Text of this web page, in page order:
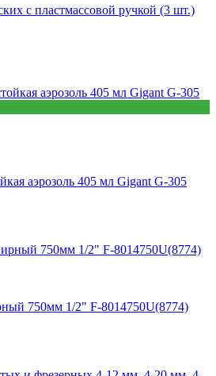
с пластмассовой ручкой (3 шт.)
аэрозоль 405 мл Gigant G-305
750мм 1/2" F-8014750U(8774)